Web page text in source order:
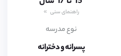
16,
راهنمای سنی
نوع مدرسه
پسرانه و دخترانه